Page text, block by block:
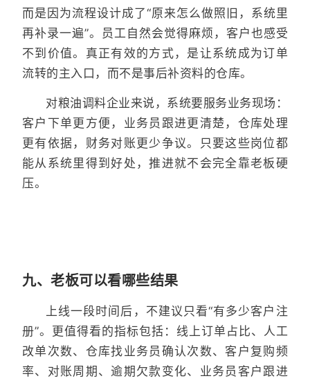
而是因为流程设计成了“原来怎么做照旧，系统里
再补录一遍”。员工自然会觉得麻烦，客户也感受
不到价值。真正有效的方式，是让系统成为订单
流转的主入口，而不是事后补资料的仓库。
对粮油调料企业来说，系统要服务业务现场：
客户下单更方便，业务员跟进更清楚，仓库处理
更有依据，财务对账更少争议。只要这些岗位都
能从系统里得到好处，推进就不会完全靠老板硬
压。
九、老板可以看哪些结果
上线一段时间后，不建议只看“有多少客户注
册”。更值得看的指标包括：线上订单占比、人工
改单次数、仓库找业务员确认次数、客户复购频
率、对账周期、逾期欠款变化、业务员客户跟进